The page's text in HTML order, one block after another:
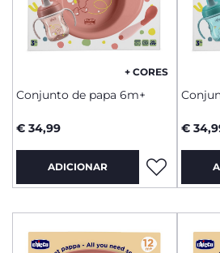
+ CORES
Conjunto de papa 6m+
€ 34,99
ADICIONAR
€